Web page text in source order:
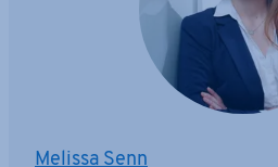
Melissa Senn